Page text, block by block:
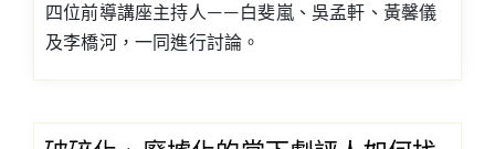
四位前導講座主持人——白斐嵐、吳孟軒、黃馨儀
及李橋河，一同進行討論。